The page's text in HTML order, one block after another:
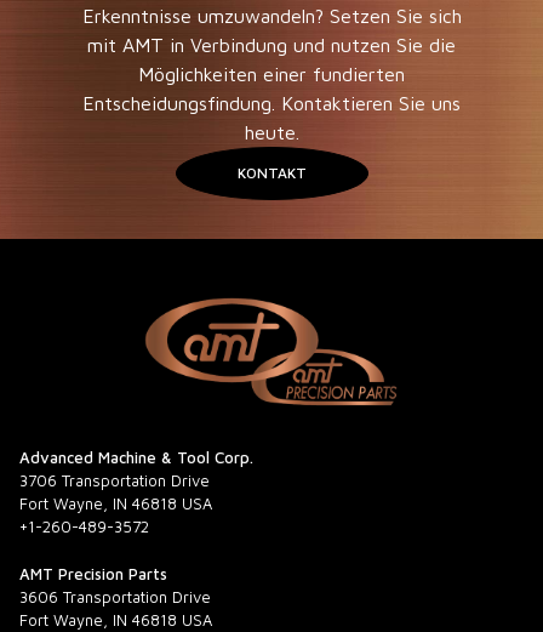
Erkenntnisse umzuwandeln? Setzen Sie sich
mit AMT in Verbindung und nutzen Sie die
Möglichkeiten einer fundierten
Entscheidungsfindung. Kontaktieren Sie uns
heute.
KONTAKT
Advanced Machine & Tool Corp.
3706 Transportation Drive
Fort Wayne, IN 46818 USA
+1-260-489-3572
AMT Precision Parts
3606 Transportation Drive
Fort Wayne, IN 46818 USA